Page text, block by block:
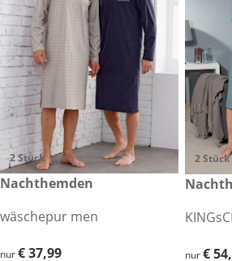
2 Stück
€ 37,99
Nachthemden
wäschepur men
€ 37,99
nur€ 37,99
2 Stück
€ 54,99
€ 54,99
nur€